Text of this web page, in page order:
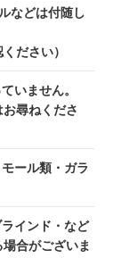
などは付随し
ださい）
いません。
尋ねくださ
ール類・ガラ
インド・など
合がございま